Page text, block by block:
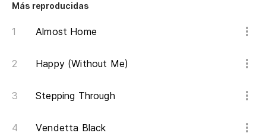
Más reproducidas
Almost Home
Happy (Without Me)
Stepping Through
Vendetta Black